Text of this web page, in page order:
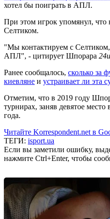
хотел бы поиграть в АПЛ.
При этом игрок упомянул, что
Селтиком.
"Мы контактируем с
АПЛ", - цитирует Шпорара
Ранее сообщалось, сколько за
киевляне и устраивает ли эта
Отметим, что в 2019 году
турнирах, заняв девятое
года.
Читайте Korrespondent.net в
ТЕГИ: isport.ua
Если вы заметили ошибку,
нажмите Ctrl+Enter, чтобы